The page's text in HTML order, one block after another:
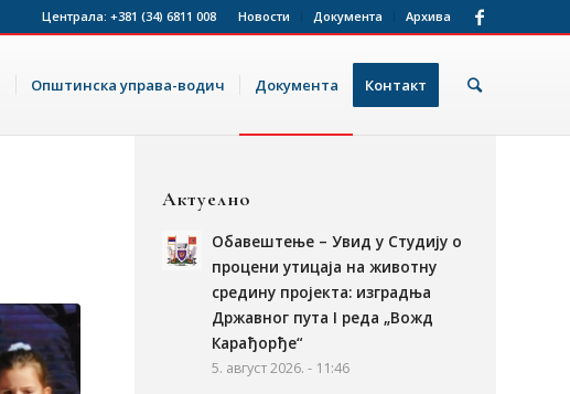
Новости Документа Архива
Централа: +381 (34) 6811 008
Општинска управа-водич Документа Контакт
Актуелно
Обавештење – Увид у Студију о
процени утицаја на животну
средину пројекта: изградња
Државног пута I реда „Вожд
Карађорђе“
5. август 2026. - 11:46